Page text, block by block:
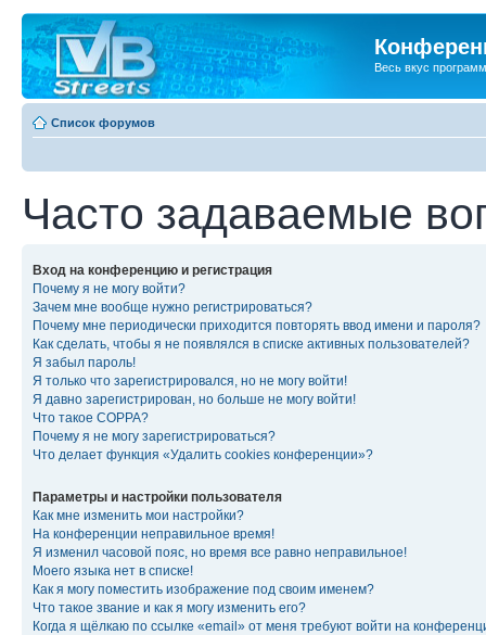
Весь вкус
Список форумов
Часто задаваемые
Вход на конференцию и регистрация
Почему я не могу войти?
Зачем мне вообще нужно регистрироваться?
Почему мне периодически приходится повторять ввод имени и пароля?
Как сделать, чтобы я не появлялся в списке активных пользователей?
Я забыл пароль!
Я только что зарегистрировался, но не могу войти!
Я давно зарегистрирован, но больше не могу войти!
Что такое COPPA?
Почему я не могу зарегистрироваться?
Что делает функция «Удалить cookies конференции»?
Параметры и настройки пользователя
Как мне изменить мои настройки?
На конференции неправильное время!
Я изменил часовой пояс, но время все равно неправильное!
Моего языка нет в списке!
Как я могу поместить изображение под своим именем?
Что такое звание и как я могу изменить его?
Когда я щёлкаю по ссылке «email» от меня требуют войти на